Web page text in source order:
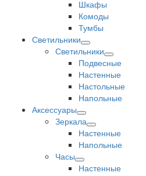
Шкафы
Комоды
Тумбы
Светильники
Светильники
Подвесные
Настенные
Настольные
Напольные
Аксессуары
Зеркала
Настенные
Напольные
Часы
Настенные